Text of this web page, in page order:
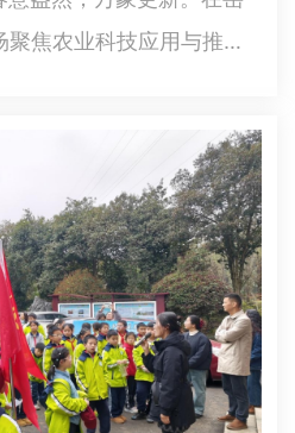
焦农业科技应用与推广
育基地）举行。会议旨在
关于农业科技部署以及
时代农村专…